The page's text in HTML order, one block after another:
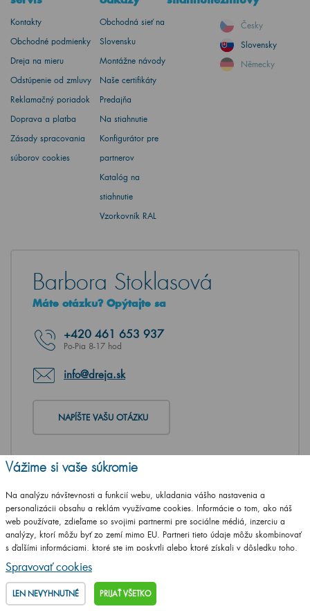
Kontakty
Obchodné podmienky
Dreja na mieru
Odstúpenie od zmluvy
Reklamačný poriadok
Doprava a platba
Zásady spracovania
súborov cookies
Obchodná sieť na
Slovensku
Montážne návody
Naše certifikáty
Predajňa
Na stiahnutie
Konfigurátor pre
partnerov
Katalóg na
stiahnutie
Vzorkovník RAL
Česky
Slovensky
Německy
Barbora Stoklasová
Máte otázku? Opýtajte sa
+420 461 653 937
Po-Pia 8-17 hod
info@dreja.sk
NAPÍŠTE VAŠU OTÁZKU
Vážime si vaše súkromie
Na analýzu návštevnosti a funkcií webu, ukladania vášho nastavenia a
personalizácii obsahu a reklám využívame cookies. Informácie o tom, ako náš
web používate, zdieľame so svojimi partnermi pre sociálne médiá, inzerciu a
analýzy, ktorí môžu byť zo zemí mimo EU. Partneri tieto údaje môžu skombinovať
s ďalšími informáciami, ktoré ste im poskytli alebo ktoré získali v dôsledku toho,
že používate ich služby.
Spravovať cookies
LEN NEVYHNUTNÉ PRIJAŤ VŠETKO